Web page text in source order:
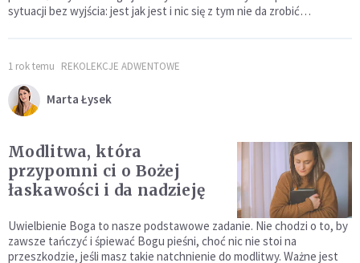
sytuacji bez wyjścia: jest jak jest i nic się z tym nie da zrobić…
1 rok temu REKOLEKCJE ADWENTOWE
Marta Łysek
Modlitwa, która
przypomni ci o Bożej
łaskawości i da nadzieję
Uwielbienie Boga to nasze podstawowe zadanie. Nie chodzi o to, by
zawsze tańczyć i śpiewać Bogu pieśni, choć nic nie stoi na
przeszkodzie, jeśli masz takie natchnienie do modlitwy. Ważne jest